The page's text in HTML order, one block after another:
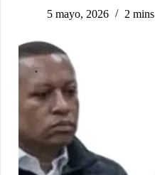
5 mayo, 2026 2 mins